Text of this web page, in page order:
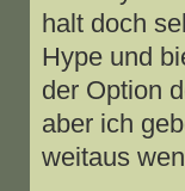
halt doch
Hype und
der Option
aber ich
weitaus